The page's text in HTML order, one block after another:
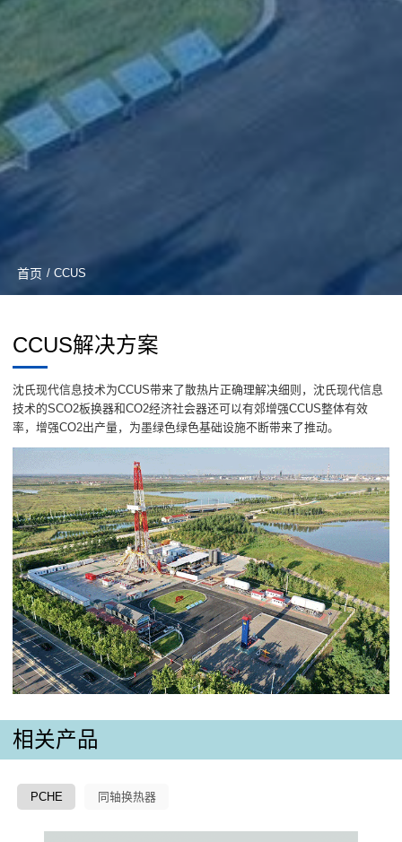
首页 / CCUS
CCUS解决方案
沈氏现代信息技术为CCUS带来了散热片正确理解决细则，沈氏现代信息
技术的SCO2板换器和CO2经济社会器还可以有郊增强CCUS整体有效
率，增强CO2出产量，为墨绿色绿色基础设施不断带来了推动。
相关产品
PCHE 同轴换热器